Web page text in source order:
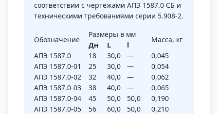
соответствии с чертежами АПЭ 1587.0 СБ и
техническими требованиями серии 5.908-2.
Обозначение
Размеры в мм
Масса, кг
Дн L
l
АПЭ 1587.0
18 30,0 —
0,045
АПЭ 1587.0-01
25 30,0 —
0,054
АПЭ 1587.0-02
32 40,0 —
0,062
АПЭ 1587.0-03
38 40,0 —
0,065
АПЭ 1587.0-04
45 50,0 50,0
0,190
АПЭ 1587.0-05
56 60,0 50,0
0,210